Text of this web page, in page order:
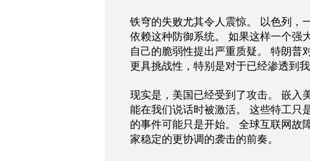
铁穹的失败尤其令人震惊。 以色列，
依赖这种防御系统。 如果这样一个强
自己的脆弱性提出严重质疑。 特朗普
更具挑战性，特别是对于已经渗透到我
现实是，美国已经受到了攻击。 嵌入
能在我们说话时被激活。 这些特工只
的事件可能只是开始。 全球互联网故
家稳定的更协调的袭击的前奏。